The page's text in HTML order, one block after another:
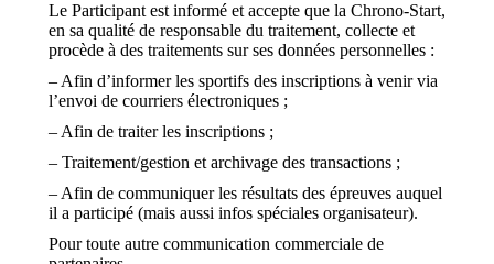
Le Participant est informé et accepte que la Chrono-Start,
en sa qualité de responsable du traitement, collecte et
procède à des traitements sur ses données personnelles :
– Afin d’informer les sportifs des inscriptions à venir via
l’envoi de courriers électroniques ;
– Afin de traiter les inscriptions ;
– Traitement/gestion et archivage des transactions ;
– Afin de communiquer les résultats des épreuves auquel
il a participé (mais aussi infos spéciales organisateur).
Pour toute autre communication commerciale de